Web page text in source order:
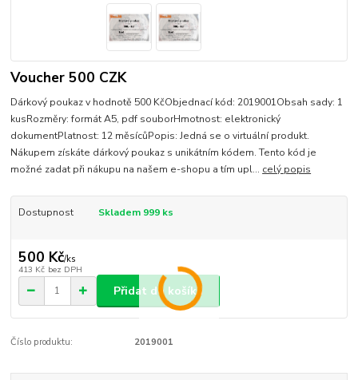
Voucher 500 CZK
Dárkový poukaz v hodnotě 500 KčObjednací kód: 2019001Obsah sady: 1
kusRozměry: formát A5, pdf souborHmotnost: elektronický
dokumentPlatnost: 12 měsícůPopis: Jedná se o virtuální produkt.
Nákupem získáte dárkový poukaz s unikátním kódem. Tento kód je
možné zadat při nákupu na našem e-shopu a tím upl... celý popis
Dostupnost Skladem 999 ks
500 Kč/ks
413 Kč bez DPH
Přidat do košíku
Číslo produktu: 2019001